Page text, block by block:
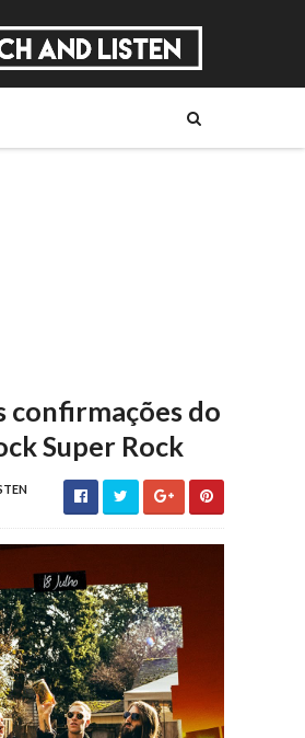
confirmações do
Super Rock